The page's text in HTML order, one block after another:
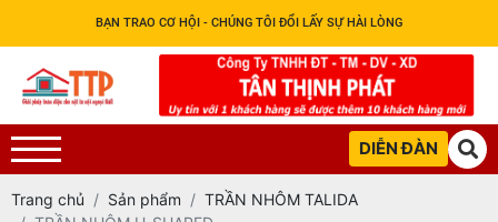
BẠN TRAO CƠ HỘI - CHÚNG TÔI ĐỔI LẤY SỰ HÀI LÒNG
DIỄN ĐÀN
Trang chủ Sản phẩm
TRẦN NHÔM TALIDA